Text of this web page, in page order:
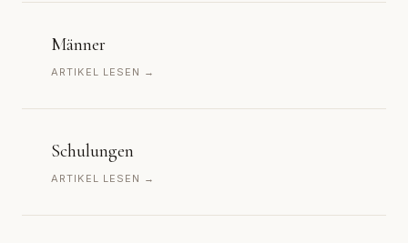
Männer
ARTIKEL LESEN →
Schulungen
ARTIKEL LESEN →